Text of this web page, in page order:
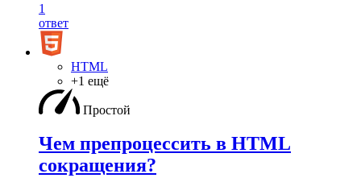
1
ответ
HTML
+1 ещё
Простой
Чем препроцессить в HTML
сокращения?